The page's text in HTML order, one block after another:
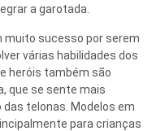
a garotada.
muito sucesso por serem
várias habilidades dos
heróis também são
que se sente mais
telonas. Modelos em
para crianças